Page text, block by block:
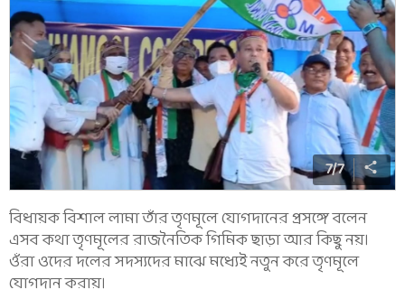
7/7
বিধায়ক বিশাল লামা তাঁর তৃণমূলে যোগদানের প্রসঙ্গে বলেন
এসব কথা তৃণমূলের রাজনৈতিক গিমিক ছাড়া আর কিছু নয়।
ওঁরা ওদের দলের সদস্যদের মাঝে মধ্যেই নতুন করে তৃণমূলে
যোগদান করায়।